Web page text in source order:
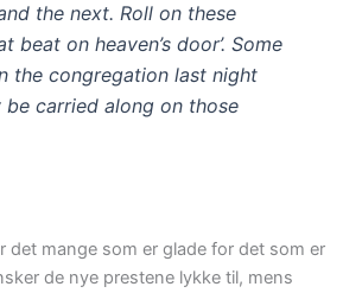
the next. Roll on these
beat on heaven’s door’. Some
the congregation last night
be carried along on those
det mange som er glade for det som er
de nye prestene lykke til, mens